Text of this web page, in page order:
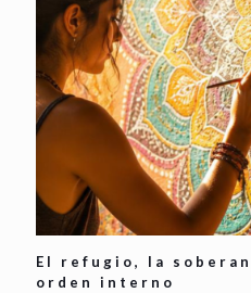
El refugio, la
orden interno